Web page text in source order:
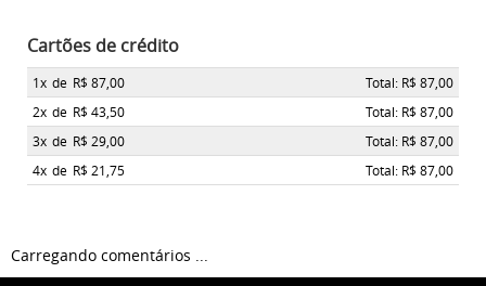
Cartões de crédito
1x de R$ 87,00
Total: R$ 87,00
2x de R$ 43,50
Total: R$ 87,00
3x de R$ 29,00
Total: R$ 87,00
4x de R$ 21,75 Total: R$ 87,00
Carregando comentários ...